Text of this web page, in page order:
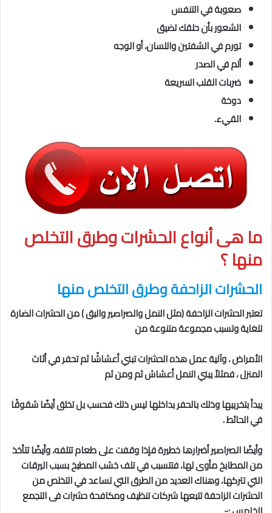
صعوبة في التنفس
الشعور بأن حلقك تضيق
تورم في الشفتين واللسان، أو الوجه
ألم في الصدر
ضربات القلب السريعة
دوخة
القيء.
ما هىأنواع الحشرات وطرق التخلص
منها؟
الحشرات الزاحفةوطرق التخلص منها
تعتبر الحشرات الزاحفة (مثل النمل والصراصير والبق ) من الحشرات الضارة
للغاية وتسبب مجموعة متنوعة من
الأمراض ، وآلية عمل هذه الحشرات تبني أعشاشًا ثم تحفر في أثاث
المنزل ، فمثلاً يبني النمل أعشاش ثم ومن ثم
يبدأ بتخريبها وذلك بالحفر بداخلها ليس ذلك فحسب بل تخلق أيضًا شقوقًا
في الحائط .
وأيضًا الصراصير أضرارها خطيرة فإذا وقفت على طعام تتلفه، وأيضًا تتأخذ
من المطابخ مأوى لها، فتتسبب في تلف خشب المطبخ بسبب اليرقات
التي تتركها، وهناك العديد من الطرق التي تساعد في التخلص من
الحشرات الزاحفة تتبعها شركات تنظيف ومكافحة حشرات فى التجمع